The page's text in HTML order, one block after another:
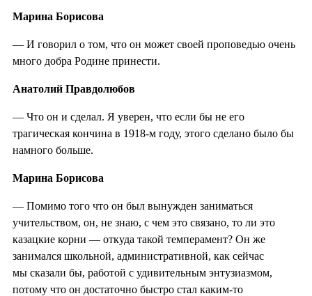
Марина Борисова
— И говорил о том, что он может своей проповедью очень
много добра Родине принести.
Анатолий Правдолюбов
— Что он и сделал. Я уверен, что если бы не его
трагическая кончина в 1918-м году, этого сделано было бы
намного больше.
Марина Борисова
— Помимо того что он был вынужден заниматься
учительством, он, не знаю, с чем это связано, то ли это
казацкие корни — откуда такой темперамент? Он же
занимался школьной, административной, как сейчас
мы сказали бы, работой с удивительным энтузиазмом,
потому что он достаточно быстро стал каким-то